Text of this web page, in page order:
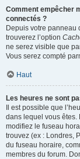
Comment empêcher
connectés ?
Depuis votre panneau
trouverez l’option
ne serez visible que
Vous serez compté
Haut
Les heures ne sont
Il est possible que
dans lequel vous êtes.
modifiez le fuseau
trouvez (ex : Londres,
du fuseau horaire,
membres du forum.